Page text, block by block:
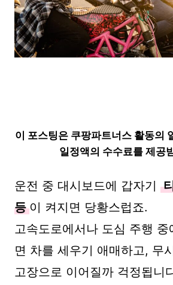
이 포스팅은 쿠팡파트너스 활동의
일정액의 수수료를 제공
운전 중 대시보드에 갑자기
등 이 켜지면 당황스럽죠.
고속도로에서나 도심 주행 중
면 차를 세우기 애매하고, 무
고장으로 이어질까 걱정됩니